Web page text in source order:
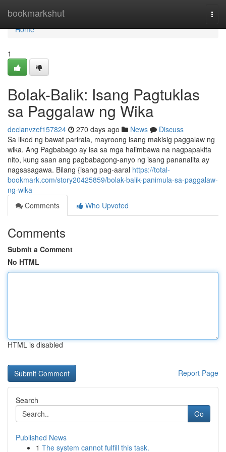
bookmarkshut
Home
Home
1
Bolak-Balik: Isang Pagtuklas
sa Paggalaw ng Wika
declanvzef157824 270 days ago News
Discuss
Sa likod ng bawat parirala, mayroong isang makisig paggalaw ng
wika. Ang Pagbabago ay isa sa mga halimbawa na nagpapakita
nito, kung saan ang pagbabagong-anyo ng isang pananalita ay
nagsasagawa. Bilang {isang pag-aaral https://total-
bookmark.com/story20425859/bolak-balik-panimula-sa-paggalaw-
ng-wika
Comments
Who Upvoted
Comments
Submit a Comment
No HTML
HTML is disabled
Report Page
Search
Go
Published News
1 The system cannot fulfill this task.